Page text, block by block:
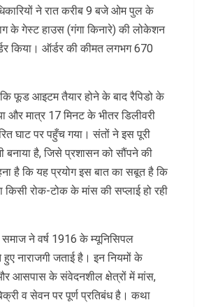
ने रात करीब 9 बजे ओम पुल के
के गेस्ट हाउस (गंगा किनारे) की लोकेशन
किया। ऑर्डर की कीमत लगभग 670
कि फूड आइटम तैयार होने के बाद रैपिडो के
और मात्र 17 मिनट के भीतर डिलीवरी
घाट पर पहुँच गया। संतों ने इस पूरी
बनाया है, जिसे प्रशासन को सौंपने की
है कि यह प्रयोग इस बात का सबूत है कि
किसी रोक-टोक के मांस की सप्लाई हो रही
ने वर्ष 1916 के म्यूनिसिपल
नाराजगी जताई है। इन नियमों के
आसपास के संवेदनशील क्षेत्रों में मांस,
व सेवन पर पूर्ण प्रतिबंध है। कथा